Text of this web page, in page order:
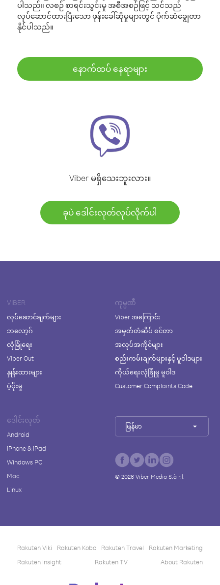
ပါသည်။ လစဉ် စာရင်းသွင်းမှု အစီအစဉ်ဖြင့် သင်သည်
လုပ်ဆောင်ထားပြီးသော ဖုန်းခေါ်ဆိုမှုများတွင် ပိုက်ဆံချွေတာ
နိုင်ပါသည်။
နောက်ထပ် နေရာများ
Viber မရှိသေးဘူးလား။
ခုပဲ ဒေါင်းလုတ်လုပ်လိုက်ပါ
VIBER
လုပ်ဆောင်ချက်များ
ဘလော့ဂ်
လုံခြုံရေး
Viber Out
နှုန်းထားများ
ပံ့ပိုးမှု
ကုမ္ပဏီ
Viber အကြောင်း
အမှတ်တံဆိပ် စင်တာ
အလုပ်အကိုင်များ
စည်းကမ်းချက်များနှင့် မူဝါဒများ
ကိုယ်ရေးလုံခြုံမှု မူဝါဒ
Customer Complaints Code
ဒေါင်းလုတ်
Android
iPhone & iPad
Windows PC
Mac
Linux
မြန်မာ
© 2026Viber Media S.à r.l.
Rakuten Viki Rakuten Kobo Rakuten Travel
Rakuten Marketing
Rakuten Insight
Rakuten TV About Rakuten